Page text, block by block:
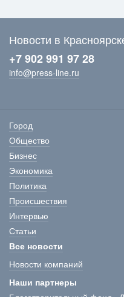
Новости в
+7 902 991 97 28
info@press-line.ru
Город
Общество
Бизнес
Экономика
Политика
Происшествия
Интервью
Статьи
Все новости
Новости компаний
Наши партнеры